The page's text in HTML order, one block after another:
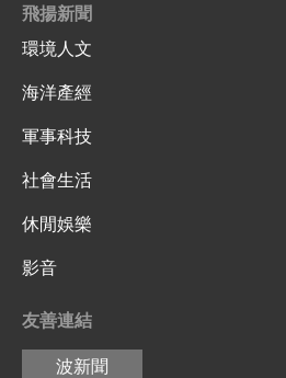
飛揚新聞
環境人文
海洋產經
軍事科技
社會生活
休閒娛樂
影音
友善連結
波新聞